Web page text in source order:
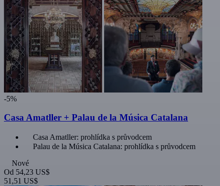
-5%
Casa Amatller + Palau de la Música Catalana
Casa Amatller: prohlídka s průvodcem
Palau de la Música Catalana: prohlídka s průvodcem
Nové
Od 54,23 US$
51,51 US$